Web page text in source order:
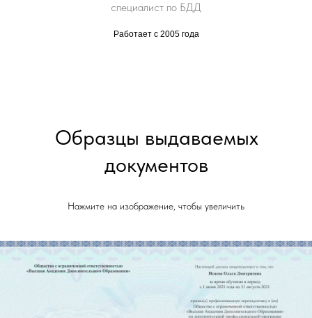
специалист по БДД
Работает с 2005 года
Образцы выдаваемых
документов
Нажмите на изображение, чтобы увеличить